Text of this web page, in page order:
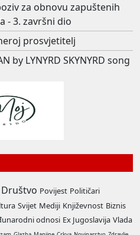
za obnovu zapuštenih
- 3. završni dio
prosvjetitelj
by LYNYRD SKYNYRD song
Društvo Povijest Političari
Svijet Mediji Književnost Biznis
odnosi Ex Jugoslavija Vlada